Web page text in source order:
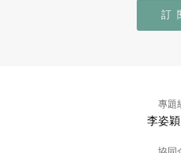
訂
專題
李姿